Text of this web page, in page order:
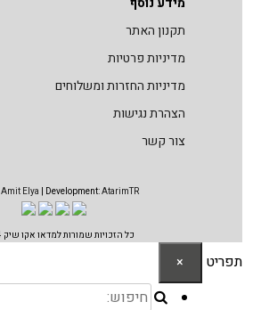
תקנון האתר
מדיניות פרטיות
מדיניות החזרות ומשלוחים
הצהרת נגישות
צור קשר
Amit Elya | Development:AtarimTR
כל הזכויות שמורות למדאו אקו שיק 2024 ©
תפריט ×